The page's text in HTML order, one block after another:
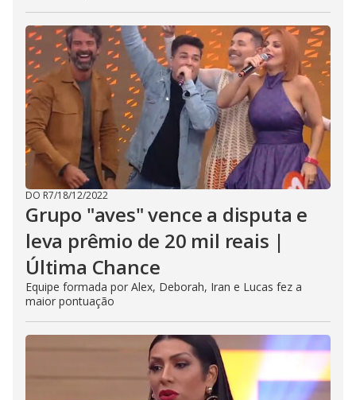
DO R7/18/12/2022
Grupo "aves" vence a disputa e
leva prêmio de 20 mil reais |
Última Chance
Equipe formada por Alex, Deborah, Iran e Lucas fez a
maior pontuação